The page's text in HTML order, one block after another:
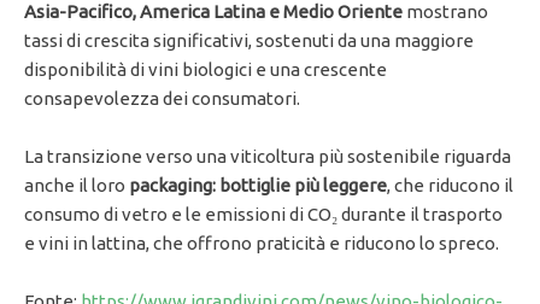
Asia-Pacifico, America Latina e Medio Oriente mostrano
tassi di crescita significativi, sostenuti da una maggiore
disponibilità di vini biologici e una crescente
consapevolezza dei consumatori.
La transizione verso una viticoltura più sostenibile riguarda
anche il loro packaging: bottiglie più leggere, che riducono il
consumo di vetro e le emissioni di CO₂ durante il trasporto
e vini in lattina, che offrono praticità e riducono lo spreco.